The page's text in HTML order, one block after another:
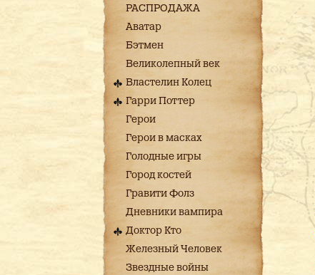
РАСПРОДАЖА
Аватар
Бэтмен
Великолепный век
Властелин Колец
Гарри Поттер
Герои
Герои в масках
Голодные игры
Город костей
Гравити Фолз
Дневники вампира
Доктор Кто
Железный Человек
Звездные войны